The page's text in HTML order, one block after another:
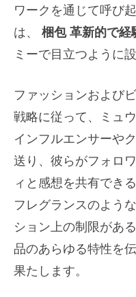
ワークを通じて呼び
は、 梱包革新的で経
ミーで目立つように
ファッションおよび
戦略に従って、ミュ
インフルエンサーや
送り、彼らがフォロ
ィと感想を共有でき
フレグランスのよう
ション上の制限があ
品のあらゆる特性を
果たします。